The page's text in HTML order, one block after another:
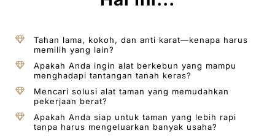
Tahan lama, kokoh, dan anti karat—kenapa harus
memilih yang lain?
Apakah Anda ingin alat berkebun yang mampu
menghadapi tantangan tanah keras?
Mencari solusi alat taman yang memudahkan
pekerjaan berat?
Apakah Anda siap untuk taman yang lebih rapi
tanpa harus mengeluarkan banyak usaha?